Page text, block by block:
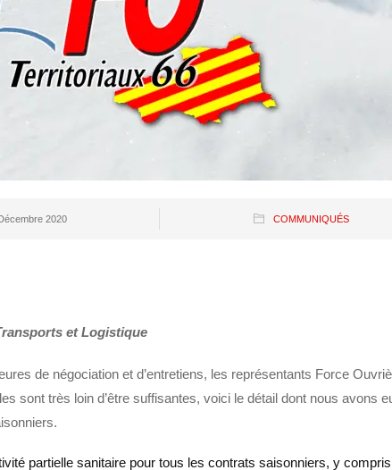
2020 COMMUNIQUÉS
et Logistique
de négociation et d’entretiens, les représentants Force
sont très loin d’être suffisantes, voici le détail dont nous
partielle sanitaire pour tous les contrats saisonniers, y